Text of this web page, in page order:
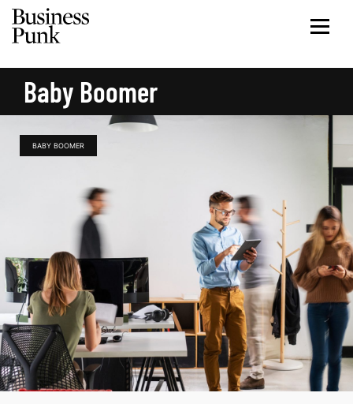
Baby Boomer
BABY BOOMER